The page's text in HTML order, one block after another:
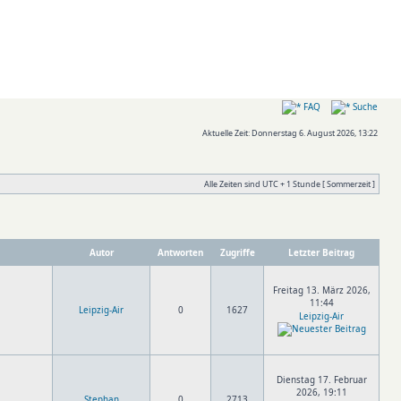
FAQ Suche
Aktuelle Zeit: Donnerstag 6. August 2026, 13:22
Alle Zeiten sind UTC + 1 Stunde [ Sommerzeit ]
Autor Antworten Zugriffe Letzter Beitrag
Leipzig-Air 0 1627
Freitag 13. März 2026,
11:44
Leipzig-Air
Dienstag 17. Februar
2026, 19:11